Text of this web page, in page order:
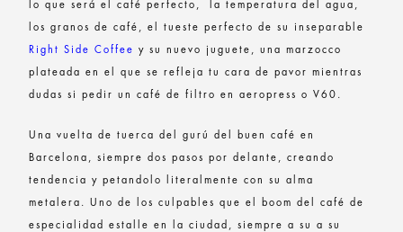
lo que será el café perfecto, la temperatura del agua,
los granos de café, el tueste perfecto de su inseparable
Right Side Coffee y su nuevo juguete, una marzocco
plateada en el que se refleja tu cara de pavor mientras
dudas si pedir un café de filtro en aeropress o V60.
Una vuelta de tuerca del gurú del buen café en
Barcelona, siempre dos pasos por delante, creando
tendencia y petandolo literalmente con su alma
metalera. Uno de los culpables que el boom del café de
especialidad estalle en la ciudad, siempre a su a su